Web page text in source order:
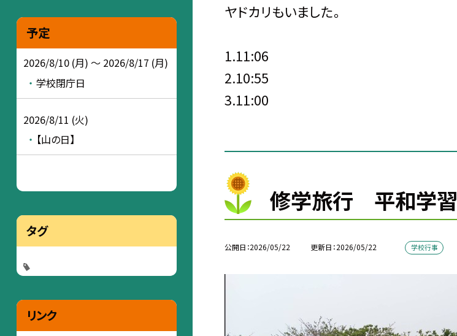
ヤドカリもいました。
1.11:06
2.10:55
3.11:00
修学旅行 平和学習
公開日 2026/05/22 更新日 2026/05/22 学校行事
予定
2026/8/10 (月) ～ 2026/8/17 (月)
学校閉庁日
2026/8/11 (火)
【山の日】
タグ
リンク